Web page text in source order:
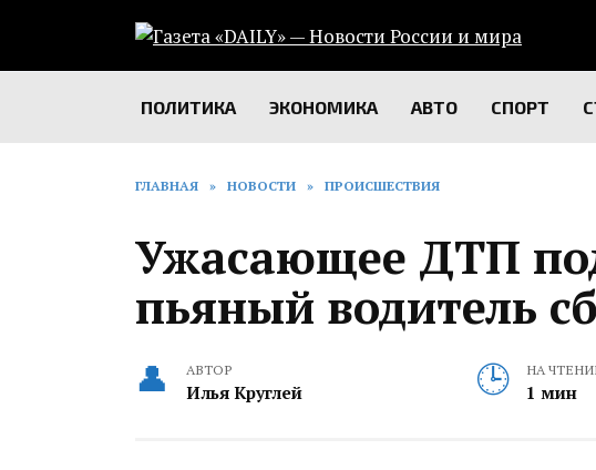
содержанию
ПОЛИТИКА ЭКОНОМИКА АВТО СПОРТ
ГЛАВНАЯ » НОВОСТИ » ПРОИСШЕСТВИЯ
Ужасающее ДТП
пьяный водитель
АВТОР
Илья Круглей
НА
1 мин